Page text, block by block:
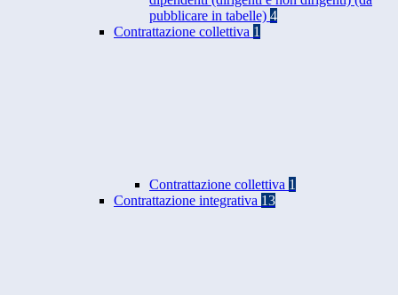
pubblicare in tabelle) 4
Contrattazione collettiva 1
Contrattazione collettiva 1
Contrattazione integrativa 13